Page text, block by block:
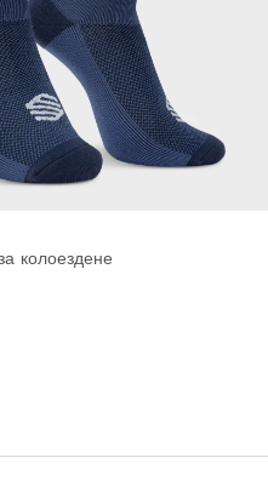
колоездене